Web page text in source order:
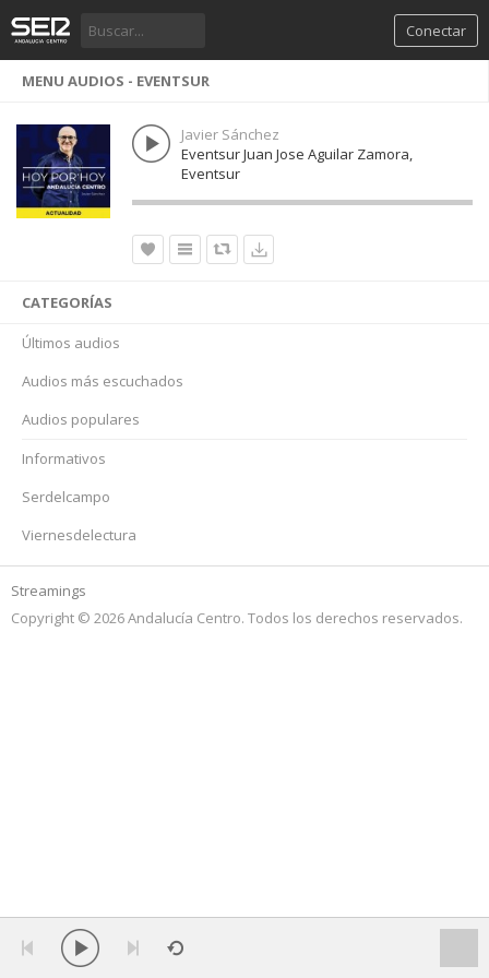
Conectar
MENU AUDIOS - EVENTSUR
Javier Sánchez
Eventsur Juan Jose Aguilar Zamora,
Eventsur
CATEGORÍAS
Últimos audios
Audios más escuchados
Audios populares
Informativos
Serdelcampo
Viernesdelectura
Streamings
Copyright © 2026 Andalucía Centro. Todos los derechos reservados.